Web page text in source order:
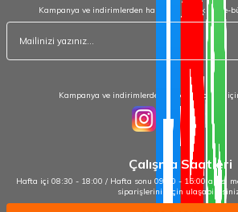
Kampanya ve indirimlerden haberdar olmak için e-
Kampanya ve indirimlerden haberdar olmak
Çalışma Saatleri
Hafta içi 08:30 - 18:00 / Hafta sonu 09:00 - 15:00 arası
siparişleriniz için